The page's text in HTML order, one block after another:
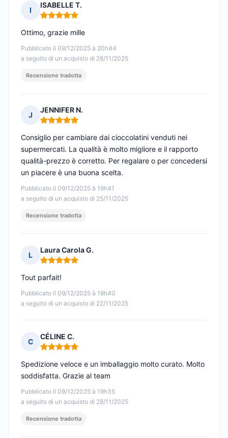
I
ISABELLE T.
Nota: 5 su 5
Pubblicato il 09/12/2025 à 20h44
a seguito di un acquisto di 28/11/2025
Ottimo, grazie mille
Recensione tradotta
J
JENNIFER N.
Nota: 5 su 5
Pubblicato il 09/12/2025 à 19h41
a seguito di un acquisto di 25/11/2025
Consiglio per cambiare dai cioccolatini venduti nei
supermercati. La qualità è molto migliore e il rapporto
qualità-prezzo è corretto. Per regalare o per concedersi
un piacere è una buona scelta.
Recensione tradotta
L
Laura Carola G.
Nota: 5 su 5
Pubblicato il 09/12/2025 à 19h40
a seguito di un acquisto di 22/11/2025
Tout parfait!
C
CÉLINE C.
Nota: 5 su 5
Pubblicato il 09/12/2025 à 19h35
a seguito di un acquisto di 28/11/2025
Spedizione veloce e un imballaggio molto curato. Molto
soddisfatta. Grazie al team
Recensione tradotta